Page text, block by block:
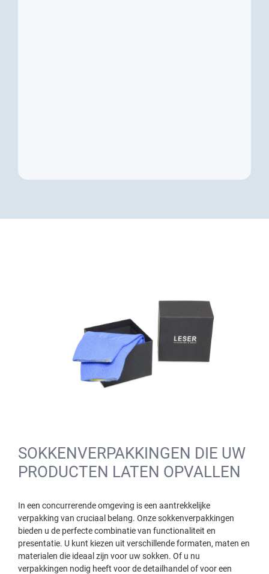
SOKKENVERPAKKINGEN DIE UW
PRODUCTEN LATEN OPVALLEN
In een concurrerende omgeving is een aantrekkelijke
verpakking van cruciaal belang. Onze sokkenverpakkingen
bieden u de perfecte combinatie van functionaliteit en
presentatie. U kunt kiezen uit verschillende formaten, maten en
materialen die ideaal zijn voor uw sokken. Of u nu
verpakkingen nodig heeft voor de detailhandel of voor een